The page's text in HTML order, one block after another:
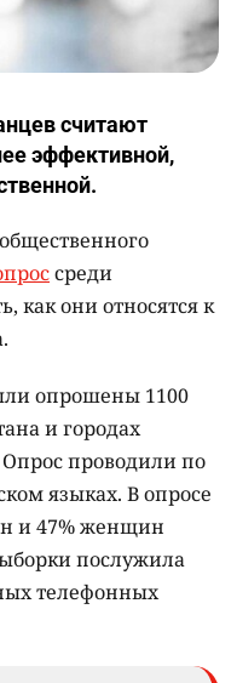
считают
эффективной,
среди
как они относятся к
опрошены 1100
и городах
проводили по
языках. В опросе
и 47% женщин
послужила
телефонных